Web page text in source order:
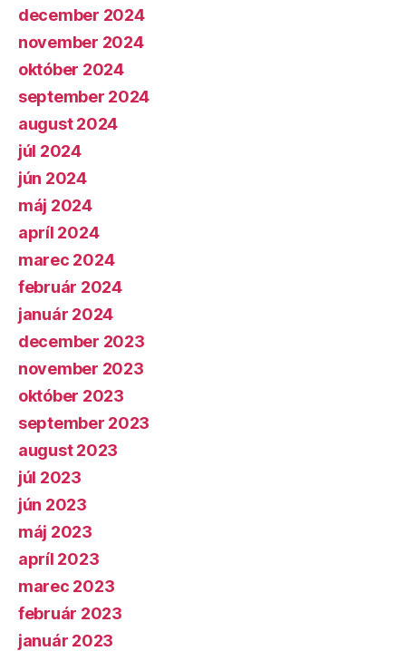
december 2024
november 2024
október 2024
september 2024
august 2024
júl 2024
jún 2024
máj 2024
apríl 2024
marec 2024
február 2024
január 2024
december 2023
november 2023
október 2023
september 2023
august 2023
júl 2023
jún 2023
máj 2023
apríl 2023
marec 2023
február 2023
január 2023